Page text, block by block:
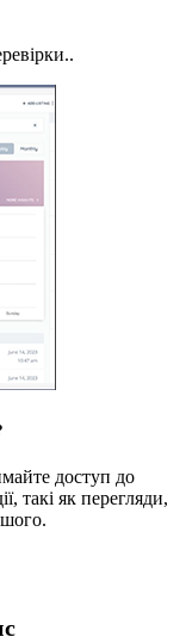
доступ до
такі як перегляди,